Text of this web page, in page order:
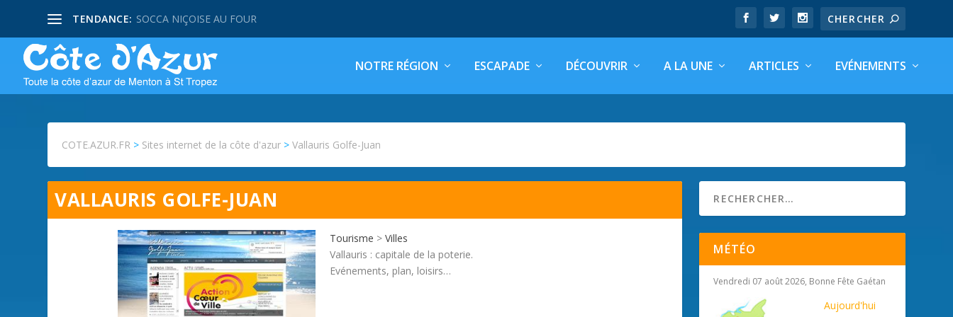
TENDANCE: SOCCA NIÇOISE AU FOUR
NOTRE RÉGION ESCAPADE DÉCOUVRIR A LA UNE ARTICLES EVÉNEMENTS
COTE.AZUR.FR > Sites internet de la côte d'azur >Vallauris Golfe-Juan
VALLAURIS GOLFE-JUAN
Tourisme >Villes
Vallauris : capitale de la poterie.
Evénements, plan, loisirs…
MÉTÉO
Vendredi 07 août 2026, Bonne Fête Gaétan
Aujourd'hui